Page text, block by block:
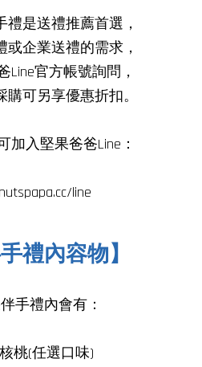
禮是送禮推薦首選，
或企業送禮的需求，
Line官方帳號詢問，
可另享優惠折扣。
加入堅果爸爸Line：
line
禮內容物】
手禮內會有：
桃(任選口味)